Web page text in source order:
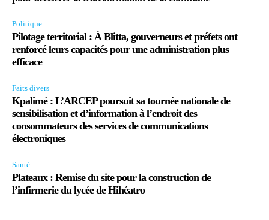
Politique
Pilotage territorial : À Blitta, gouverneurs et préfets ont
renforcé leurs capacités pour une administration plus
efficace
Faits divers
Kpalimé : L’ARCEP poursuit sa tournée nationale de
sensibilisation et d’information à l’endroit des
consommateurs des services de communications
électroniques
Santé
Plateaux : Remise du site pour la construction de
l’infirmerie du lycée de Hihéatro